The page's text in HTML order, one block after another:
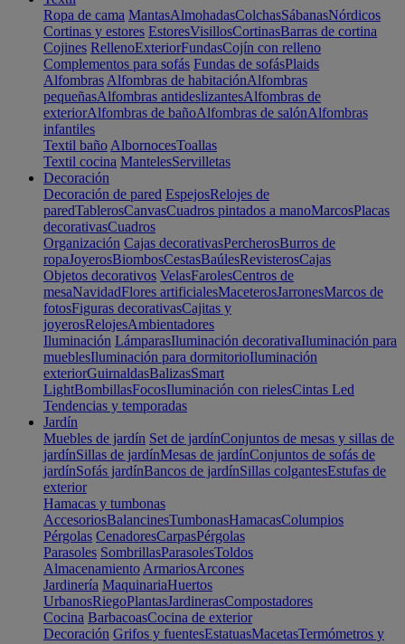
Ropa de cama MantasAlmohadasColchasSábanasNórdicos
Cortinas y estores EstoresVisillosCortinasBarras de cortina
Cojines RellenoExteriorFundasCojín con relleno
Complementos para sofás Fundas de sofásPlaids
Alfombras Alfombras de habitaciónAlfombras
pequeñasAlfombras antideslizantesAlfombras de
exteriorAlfombras de bañoAlfombras de salónAlfombras
infantiles
Textil baño AlbornocesToallas
Textil cocina MantelesServilletas
Decoración
Decoración de pared EspejosRelojes de
paredTablerosCanvasCuadros pintados a manoMarcosPlacas
decorativasCuadros
Organización Cajas decorativasPercherosBurros de
ropaJoyerosBiombosCestasBaúlesRevisterosCajas
Objetos decorativos VelasFarolesCentros de
mesaNavidadFlores artificialesMaceterosJarronesMarcos de
fotosFiguras decorativasCajitas y
joyerosRelojesAmbientadores
Iluminación LámparasIluminación decorativaIluminación para
mueblesIluminación para dormitorioIluminación
exteriorGuirnaldasBalizasSmart
LightBombillasFocosIluminación con rielesCintas Led
Tendencias y temporadas
Jardín
Muebles de jardín Set de jardínConjuntos de mesas y sillas de
jardínSillas de jardínMesas de jardínConjuntos de sofás de
jardínSofás jardínBancos de jardínSillas colgantesEstufas de
exterior
Hamacas y tumbonas
AccesoriosBalancinesTumbonasHamacasColumpios
Pérgolas CenadoresCarpasPérgolas
Parasoles SombrillasParasolesToldos
Almacenamiento ArmariosArcones
Jardinería MaquinariaHuertos
UrbanosRiegoPlantasJardinerasCompostadores
Cocina BarbacoasCocina de exterior
Decoración Grifos y fuentesEstatuasMacetasTermómetros y